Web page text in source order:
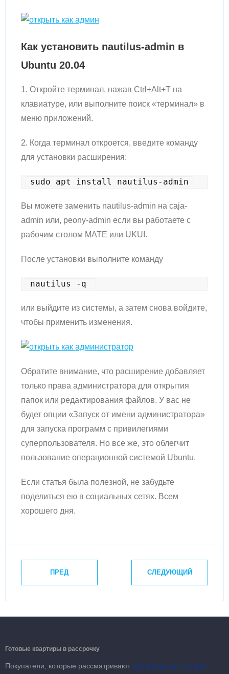
Как установить nautilus-admin в
Ubuntu 20.04
1. Откройте терминал, нажав Ctrl+Alt+T на
клавиатуре, или выполните поиск «терминал» в
меню приложений.
2. Когда терминал откроется, введите команду
для установки расширения:
sudo apt install nautilus-admin
Вы можете заменить nautilus-admin на caja-
admin или, peony-admin если вы работаете с
рабочим столом MATE или UKUI.
После установки выполните команду
nautilus -q
или выйдите из системы, а затем снова войдите,
чтобы применить изменения.
Обратите внимание, что расширение добавляет
только права администратора для открытия
папок или редактирования файлов. У вас не
будет опции «Запуск от имени администратора»
для запуска программ с привилегиями
суперпользователя. Но все же, это облегчит
пользование операционной системой Ubuntu.
Если статья была полезной, не забудьте
поделиться ею в социальных сетях. Всем
хорошего дня.
ПРЕД СЛЕДУЮЩИЙ
Готовые квартиры в рассрочку
Покупатели, которые рассматривают рассрочку на готовые